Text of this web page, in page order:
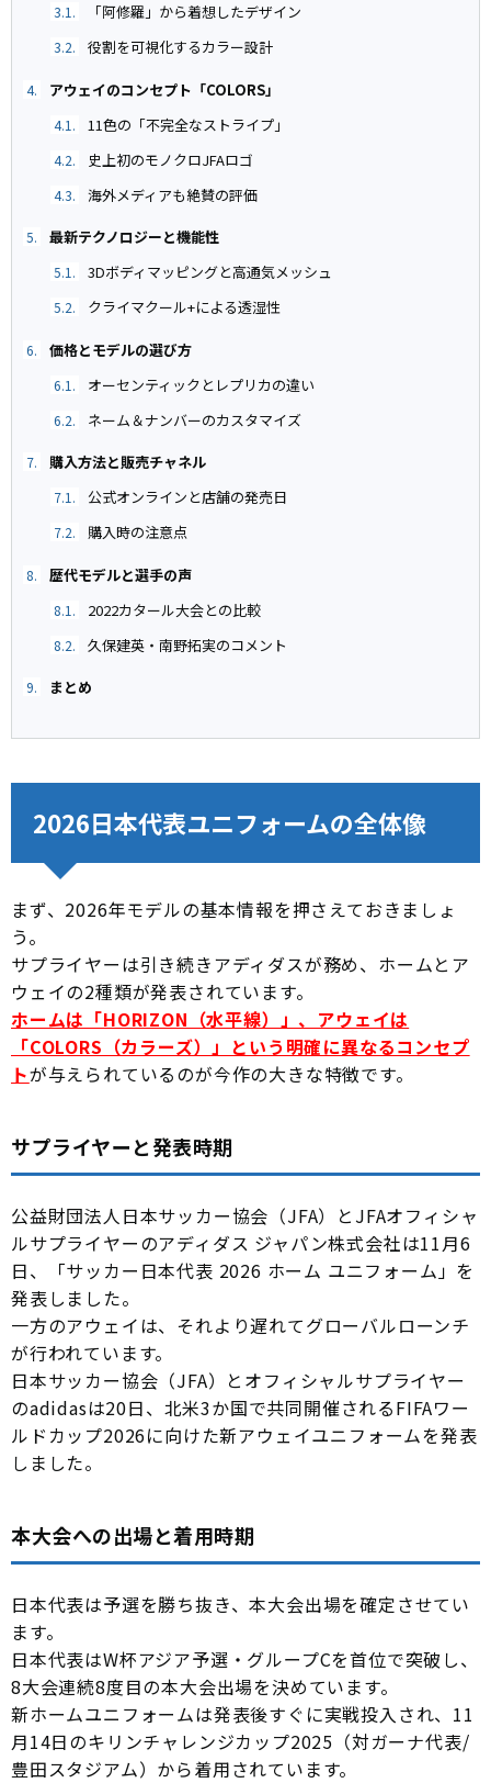
3.1. 「阿修羅」から着想したデザイン
3.2. 役割を可視化するカラー設計
4. アウェイのコンセプト「COLORS」
4.1. 11色の「不完全なストライプ」
4.2. 史上初のモノクロJFAロゴ
4.3. 海外メディアも絶賛の評価
5. 最新テクノロジーと機能性
5.1. 3Dボディマッピングと高通気メッシュ
5.2. クライマクール+による透湿性
6. 価格とモデルの選び方
6.1. オーセンティックとレプリカの違い
6.2. ネーム＆ナンバーのカスタマイズ
7. 購入方法と販売チャネル
7.1. 公式オンラインと店舗の発売日
7.2. 購入時の注意点
8. 歴代モデルと選手の声
8.1. 2022カタール大会との比較
8.2. 久保建英・南野拓実のコメント
9. まとめ
2026日本代表ユニフォームの全体像
まず、2026年モデルの基本情報を押さえておきましょ
う。
サプライヤーは引き続きアディダスが務め、ホームとア
ウェイの2種類が発表されています。
ホームは「HORIZON（水平線）」、アウェイは
「COLORS（カラーズ）」という明確に異なるコンセプ
トが与えられているのが今作の大きな特徴です。
サプライヤーと発表時期
公益財団法人日本サッカー協会（JFA）とJFAオフィシャ
ルサプライヤーのアディダス ジャパン株式会社は11月6
日、「サッカー日本代表 2026 ホーム ユニフォーム」を
発表しました。
一方のアウェイは、それより遅れてグローバルローンチ
が行われています。
日本サッカー協会（JFA）とオフィシャルサプライヤー
のadidasは20日、北米3か国で共同開催されるFIFAワー
ルドカップ2026に向けた新アウェイユニフォームを発表
しました。
本大会への出場と着用時期
日本代表は予選を勝ち抜き、本大会出場を確定させてい
ます。
日本代表はW杯アジア予選・グループCを首位で突破し、
8大会連続8度目の本大会出場を決めています。
新ホームユニフォームは発表後すぐに実戦投入され、11
月14日のキリンチャレンジカップ2025（対ガーナ代表/
豊田スタジアム）から着用されています。